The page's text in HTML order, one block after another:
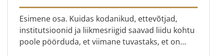
Esimene osa. Kuidas kodanikud, ettevõtjad,
institutsioonid ja liikmesriigid saavad liidu kohtu
poole pöörduda, et viimane tuvastaks, et on